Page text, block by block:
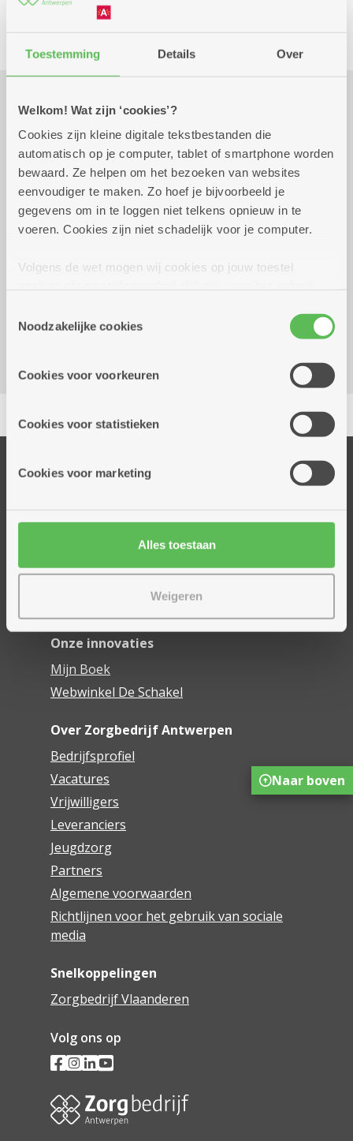
Toestemming Details Over
Welkom! Wat zijn ‘cookies’?
Cookies zijn kleine digitale tekstbestanden die
automatisch op je computer, tablet of smartphone worden
bewaard. Ze helpen om het bezoeken van websites
eenvoudiger te maken. Zo hoef je bijvoorbeeld je
gegevens om in te loggen niet telkens opnieuw in te
voeren. Cookies zijn niet schadelijk voor je computer.
Volgens de wet mogen wij cookies op jouw toestel
cookies hebben we jouw toestemming nodig. Sommige
cookies worden geplaatst door derde partijen die een
informatie over jouw (geanonimiseerd) gebruik van onze
partners kunnen deze gegevens combineren met andere
Noodzakelijke cookies
Cookies voor voorkeuren
Cookies voor statistieken
Cookies voor marketing
Alles toestaan
Weigeren
Cursus en workshop
Praktisch
dinsdag 22 september
2026
14.00 uur tot 16.00
uur
smul: paté met veenbessen en een broodje voor
6 euro.
Hallershofstraat 5
Onze diensten
Dienstencentra
Assistentiewoningen
Onze innovaties
Mijn Boek
Webwinkel De Schakel
Over Zorgbedrijf Antwerpen
Bedrijfsprofiel
Vacatures
Vrijwilligers
Leveranciers
Jeugdzorg
Partners
Algemene voorwaarden
Richtlijnen voor het gebruik van sociale
media
Snelkoppelingen
Zorgbedrijf Vlaanderen
Volg ons op
Naar boven